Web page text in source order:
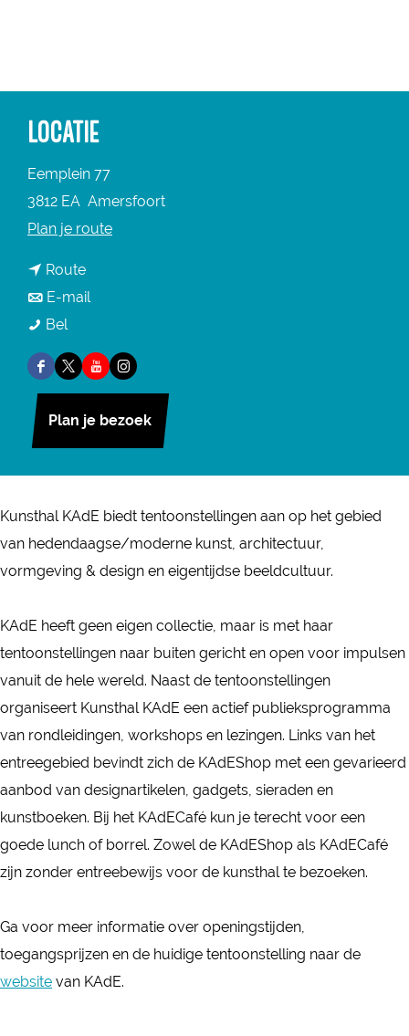
LOCATIE
Eemplein 77
3812 EA Amersfoort
Plan je routen
U
N
S
T
H
Routen
a
r
K
N
H
A
L
A
D
E
E-mail
a
r
T
H
A
K
A
D
E
Bel
U
N
L
K
A
E
F
o
o
k
U
N
S
T
H
A
L
K
A
D
X
T
H
A
K
A
D
E
Y
b
e
K
N
S
T
H
A
L
K
A
D
E
I
g
r
a
K
U
N
S
T
H
A
L
K
A
E
Plan je bezoek
Kunsthal KAdE biedt tentoonstellingen aan op het gebied
van hedendaagse/moderne kunst, architectuur,
vormgeving & design en eigentijdse beeldcultuur.
KAdE heeft geen eigen collectie, maar is met haar
tentoonstellingen naar buiten gericht en open voor impulsen
vanuit de hele wereld. Naast de tentoonstellingen
organiseert Kunsthal KAdE een actief publieksprogramma
van rondleidingen, workshops en lezingen. Links van het
entreegebied bevindt zich de KAdEShop met een gevarieerd
aanbod van designartikelen, gadgets, sieraden en
kunstboeken. Bij het KAdECafé kun je terecht voor een
goede lunch of borrel. Zowel de KAdEShop als KAdECafé
zijn zonder entreebewijs voor de kunsthal te bezoeken.
Ga voor meer informatie over openingstijden,
toegangsprijzen en de huidige tentoonstelling naar de
website van KAdE.